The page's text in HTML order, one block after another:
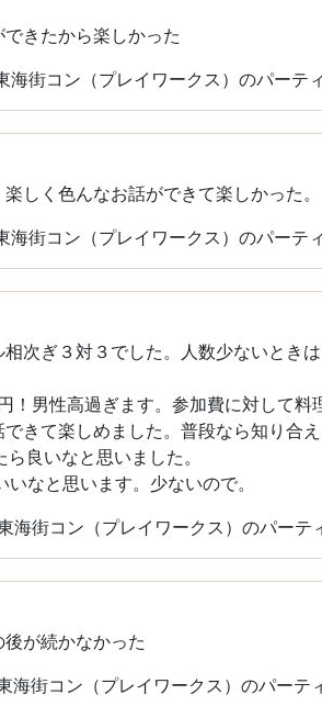
きたから楽しかった
街コン（プレイワークス）のパーティ
しく色んなお話ができて楽しかった。
街コン（プレイワークス）のパーティ
次ぎ３対３でした。人数少ないとき
男性高過ぎます。参加費に対して料
きて楽しめました。普段なら知り合
良いなと思いました。
なと思います。少ないので。
街コン（プレイワークス）のパーテ
が続かなかった
街コン（プレイワークス）のパーテ